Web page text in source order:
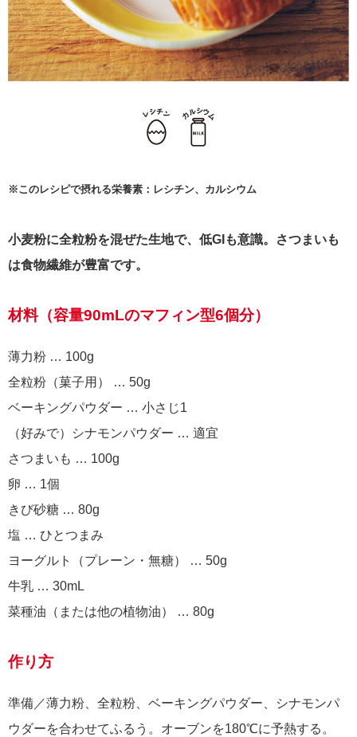
※このレシピで摂れる栄養素：レシチン、カルシウム
小麦粉に全粒粉を混ぜた生地で、低GIも意識。さつまいも
は食物繊維が豊富です。
材料（容量90mLのマフィン型6個分）
薄力粉 … 100g
全粒粉（菓子用） … 50g
ベーキングパウダー … 小さじ1
（好みで）シナモンパウダー … 適宜
さつまいも … 100g
卵 … 1個
きび砂糖 … 80g
塩 … ひとつまみ
ヨーグルト（プレーン・無糖） … 50g
牛乳 … 30mL
菜種油（または他の植物油） … 80g
作り方
準備／薄力粉、全粒粉、ベーキングパウダー、シナモンパ
ウダーを合わせてふるう。オーブンを180℃に予熱する。